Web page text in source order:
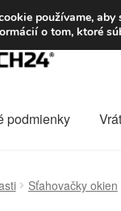
podmienky
Sťahovačky okien
používame,
o tom, ktoré